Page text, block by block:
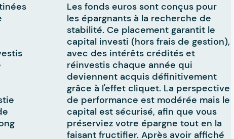
Les fonds euros sont conçus pour
les épargnants à la recherche de
stabilité. Ce placement garantit le
capital investi (hors frais de gestion),
avec des intérêts crédités et
réinvestis chaque année qui
deviennent acquis définitivement
grâce à l'effet cliquet. La perspective
de performance est modérée mais le
capital est sécurisé, afin que vous
préserviez votre épargne tout en la
faisant fructifier. Après avoir affiché